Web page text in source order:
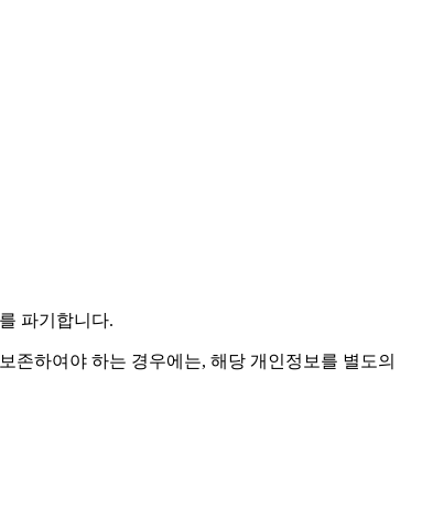
파기합니다.
하여야 하는 경우에는, 해당 개인정보를 별도의